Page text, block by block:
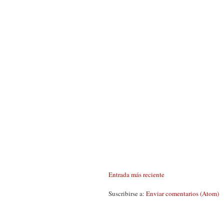
Entrada más reciente
Suscribirse a: Enviar comentarios (Atom)